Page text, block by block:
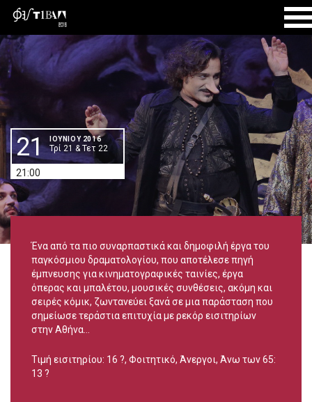
ΙΟΥΝΙΟΣ 2016
«ΣΥΡΑΝΟ ΝΤΕ ΜΠΕΡΖΕΡΑΚ»
Εντμόν Ροστάν
21 ΙΟΥΝIOY 2016
Τρί 21 & Τετ 22
21:00
Ένα από τα πιο συναρπαστικά και δημοφιλή έργα του
παγκόσμιου δραματολογίου, που αποτέλεσε πηγή
έμπνευσης για κινηματογραφικές ταινίες, έργα
όπερας και μπαλέτου, μουσικές συνθέσεις, ακόμη και
σειρές κόμικ, ζωντανεύει ξανά σε μια παράσταση που
σημείωσε τεράστια επιτυχία με ρεκόρ εισιτηρίων
στην Αθήνα...
Τιμή εισιτηρίου: 16 ?, Φοιτητικό, Άνεργοι, Άνω των 65:
13 ?